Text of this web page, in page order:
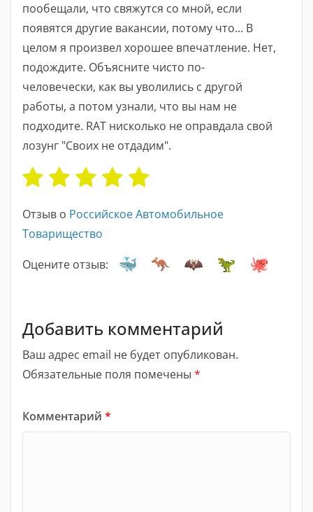
пообещали, что свяжутся со мной, если
появятся другие вакансии, потому что... В
целом я произвел хорошее впечатление. Нет,
подождите. Объясните чисто по-
человечески, как вы уволились с другой
работы, а потом узнали, что вы нам не
подходите. RAT нисколько не оправдала свой
лозунг "Своих не отдадим".
Отзыв о Российское Автомобильное
Товарищество
Оцените отзыв:
Добавить комментарий
Ваш адрес email не будет опубликован.
Обязательные поля помечены *
Комментарий *